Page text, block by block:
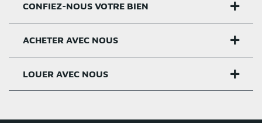
Nos agences
Notre histoire
Nos valeurs
CONFIEZ-NOUS VOTRE BIEN
Estimer un bien
Critères estimation
ACHETER AVEC NOUS
Acheter sur Rennes
LOUER AVEC NOUS